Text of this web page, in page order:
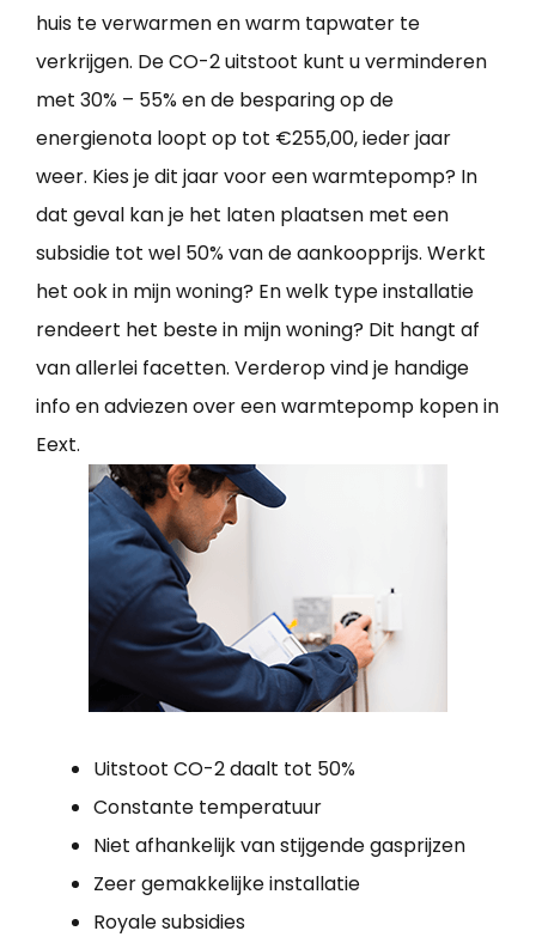
huis te verwarmen en warm tapwater te
verkrijgen. De CO-2 uitstoot kunt u verminderen
met 30% – 55% en de besparing op de
energienota loopt op tot €255,00, ieder jaar
weer. Kies je dit jaar voor een warmtepomp? In
dat geval kan je het laten plaatsen met een
subsidie tot wel 50% van de aankoopprijs. Werkt
het ook in mijn woning? En welk type installatie
rendeert het beste in mijn woning? Dit hangt af
van allerlei facetten. Verderop vind je handige
info en adviezen over een warmtepomp kopen in
Eext.
Uitstoot CO-2 daalt tot 50%
Constante temperatuur
Niet afhankelijk van stijgende gasprijzen
Zeer gemakkelijke installatie
Royale subsidies